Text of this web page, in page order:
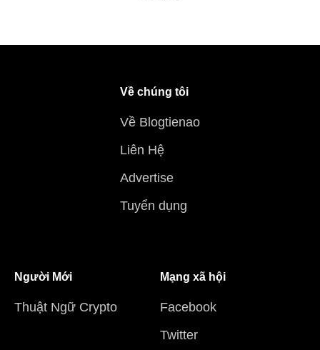
Về chúng tôi
Về Blogtienao
Liên Hệ
Advertise
Tuyển dụng
Người Mới
Thuật Ngữ Crypto
Mạng xã hội
Facebook
Twitter